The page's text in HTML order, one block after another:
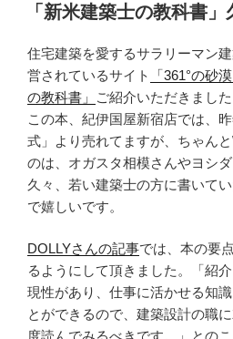
「新米建築士の教科書
住宅建築を愛するサラリーマン
営されているサイト
「361°の砂漠
の教科書」
ご紹介いただきました
この本、紀伊国屋新宿店では、
式」より売れてますが、ちゃん
のは、オガスタ相模さんやヨシ
久々、若い建築士の方に書いて
で嬉しいです。
DOLLYさんの記事では、本の要
るようにして頂きました。「紹
現性があり、仕事に活かせる知
とができるので、建築設計の職